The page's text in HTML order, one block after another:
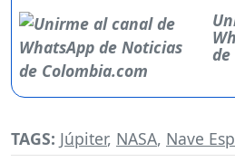
de
TAGS: Júpiter, NASA, Nave